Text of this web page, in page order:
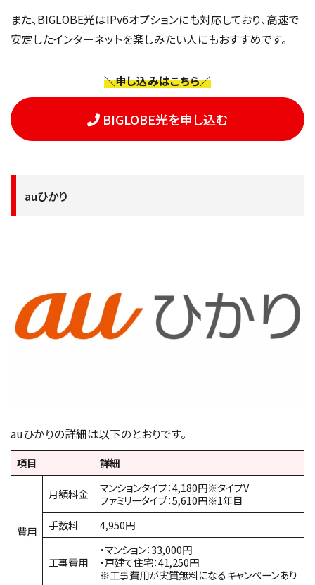
また、BIGLOBE光はIPv6オプションにも対応しており、高速で
安定したインターネットを楽しみたい人にもおすすめです。
＼申し込みはこちら／
BIGLOBE光を申し込む
auひかり
auひかりの詳細は以下のとおりです。
項目 詳細
費用
月額料金
マンションタイプ：4,180円※タイプV
ファミリータイプ：5,610円※1年目
手数料
4,950円
工事費用
・マンション：33,000円
・戸建て住宅：41,250円
※工事費用が実質無料になるキャンペーンあり